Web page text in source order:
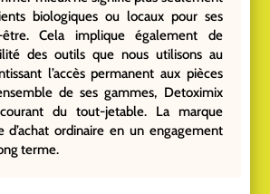
biologiques ou locaux pour ses
Cela implique également de
des outils que nous utilisons au
l’accès permanent aux pièces
de ses gammes, Detoximix
du tout-jetable. La marque
d’achat ordinaire en un engagement
terme.